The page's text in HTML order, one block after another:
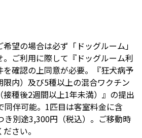
望の場合は必ず「ドッグルーム」
ご利用に際して『ドッグルーム利
を確認の上同意が必要。『狂犬病予
内）及び5種以上の混合ワクチン
種後2週間以上1年未満）』の提出
同伴可能。1匹目は客室料金に含
き別途3,300円（税込）。ご移動時
さい。